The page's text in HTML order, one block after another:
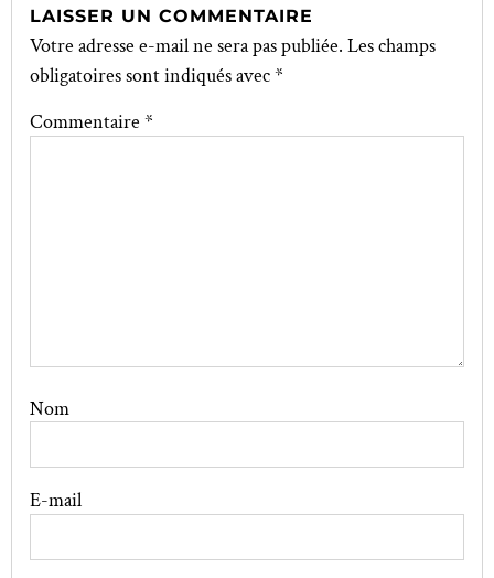
LAISSER UN COMMENTAIRE
Votre adresse e-mail ne sera pas publiée. Les champs
obligatoires sont indiqués avec*
Commentaire *
Nom
E-mail